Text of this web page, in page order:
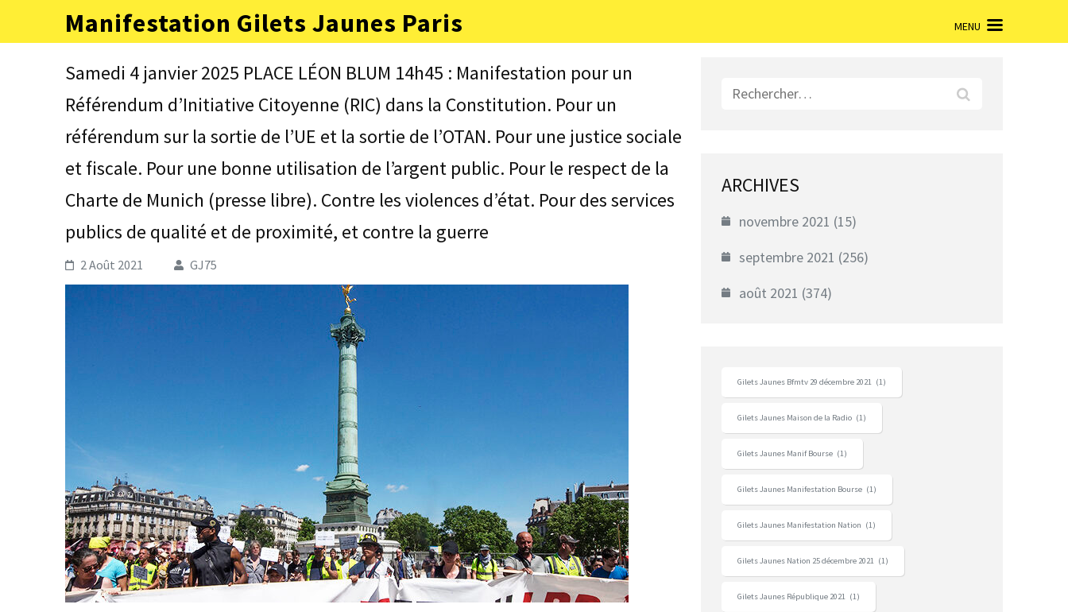
contenu
Manifestation Gilets Jaunes Paris MENU
Samedi 4 janvier 2025 PLACE LÉON BLUM 14h45 : Manifestation pour un
Référendum d’Initiative Citoyenne (RIC) dans la Constitution. Pour un
référendum sur la sortie de l’UE et la sortie de l’OTAN. Pour une justice sociale
et fiscale. Pour une bonne utilisation de l’argent public. Pour le respect de la
Charte de Munich (presse libre). Contre les violences d’état. Pour des services
publics de qualité et de proximité, et contre la guerre
2 Août 2021 GJ75
Rechercher :
ARCHIVES
novembre 2021 (15)
septembre 2021 (256)
août 2021 (374)
Gilets Jaunes Bfmtv 29 décembre 2021 (1)
Gilets Jaunes Maison de la Radio (1)
Gilets Jaunes Manif Bourse (1)
Gilets Jaunes Manifestation Bourse (1)
Gilets Jaunes Manifestation Nation (1)
Gilets Jaunes Nation 25 décembre 2021 (1)
Gilets Jaunes République 2021 (1)